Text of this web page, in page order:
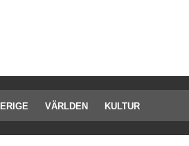
VÄRLDEN KULTUR